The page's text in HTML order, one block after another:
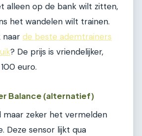
alleen op de bank wilt zitten,
het wandelen wilt trainen.
naar de beste ademtrainers
? De prijs is vriendelijker,
euro.
Balance (alternatief)
maar zeker het vermelden
Deze sensor lijkt qua